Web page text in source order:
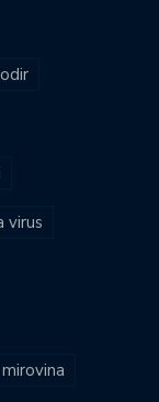
virus
mirovina